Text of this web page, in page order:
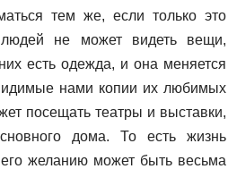
тем же, если только это
не может видеть вещи,
есть одежда, и она меняется
нами копии их любимых
посещать театры и выставки,
дома. То есть жизнь
желанию может быть весьма